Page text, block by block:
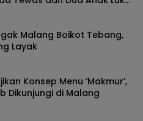
Malang Boikot Tebang,
Layak
Konsep Menu ‘Makmur’,
Dikunjungi di Malang